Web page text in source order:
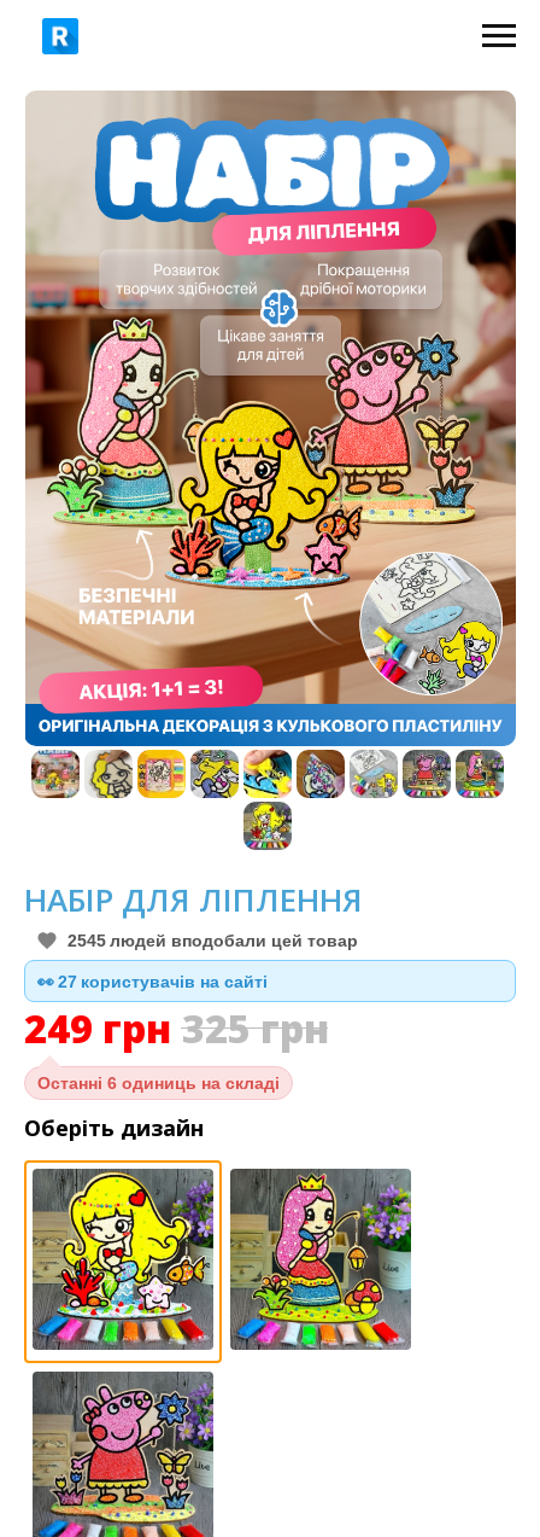
ЗАМОВИТИ
НАБІР ДЛЯ ЛІПЛЕННЯ
2545 людей вподобали цей товар
👀27 користувачів на сайті
249 грн 325грн
Останні 6 одиниць на складі
Оберіть дизайн